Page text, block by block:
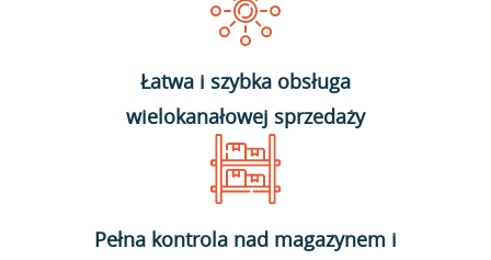
Łatwa i szybka obsługa
wielokanałowej sprzedaży
Pełna kontrola nad magazynem i